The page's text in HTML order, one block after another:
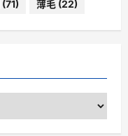
(71) 薄毛 (22)